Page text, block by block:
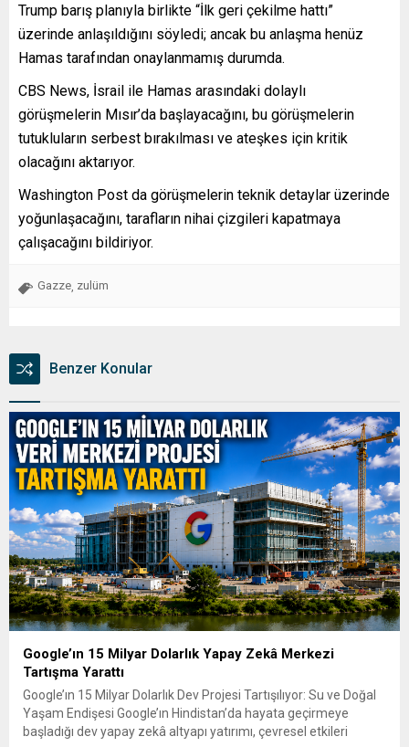
Trump barış planıyla birlikte “İlk geri çekilme hattı”
üzerinde anlaşıldığını söyledi; ancak bu anlaşma henüz
Hamas tarafından onaylanmamış durumda.
CBS News, İsrail ile Hamas arasındaki dolaylı
görüşmelerin Mısır’da başlayacağını, bu görüşmelerin
tutukluların serbest bırakılması ve ateşkes için kritik
olacağını aktarıyor.
Washington Post da görüşmelerin teknik detaylar üzerinde
yoğunlaşacağını, tarafların nihai çizgileri kapatmaya
çalışacağını bildiriyor.
Gazze zulüm
Benzer Konular
Google’ın 15 Milyar Dolarlık Yapay Zekâ Merkezi
Tartışma Yarattı
Google’ın 15 Milyar Dolarlık Dev Projesi Tartışılıyor: Su ve Doğal
Yaşam Endişesi Google’ın Hindistan’da hayata geçirmeye
başladığı dev yapay zekâ altyapı yatırımı, çevresel etkileri